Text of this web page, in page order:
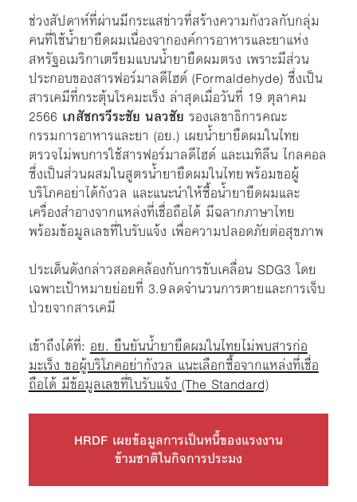
ช่วงสัปดาห์ที่ผ่านมีกระแสข่าวที่สร้างความกังวลกับกลุ่ม
คนที่ใช้น้ำยายืดผมเนื่องจากองค์การอาหารและยาแห่ง
สหรัฐอเมริกาเตรียมแบนน้ำยายืดผมตรง เพราะมีส่วน
ประกอบของสารฟอร์มาลดีไฮด์ (Formaldehyde) ซึ่งเป็น
สารเคมีที่กระตุ้นโรคมะเร็ง ล่าสุดเมื่อวันที่ 19 ตุลาคม
2566 เภสัชกรวีระชัย นลวชัย รองเลขาธิการคณะ
กรรมการอาหารและยา (อย.) เผยน้ำยายืดผมในไทย
ตรวจไม่พบการใช้สารฟอร์มาลดีไฮด์ และเมทิลีน ไกลคอล
ซึ่งเป็นส่วนผสมในสูตรน้ำยายืดผมในไทย พร้อมขอผู้
บริโภคอย่าได้กังวล และแนะนำให้ซื้อน้ำยายืดผมและ
เครื่องสำอางจากแหล่งที่เชื่อถือได้ มีฉลากภาษาไทย
พร้อมข้อมูลเลขที่ใบรับแจ้ง เพื่อความปลอดภัยต่อสุขภาพ
ประเด็นดังกล่าวสอดคล้องกับการขับเคลื่อน SDG3 โดย
เฉพาะเป้าหมายย่อยที่ 3.9 ลดจำนวนการตายและการเจ็บ
ป่วยจากสารเคมี
เข้าถึงได้ที่: อย. ยืนยันน้ำยายืดผมในไทยไม่พบสารก่อ
มะเร็ง ขอผู้บริโภคอย่ากังวล แนะเลือกซื้อจากแหล่งที่เชื่อ
ถือได้ มีข้อมูลเลขที่ใบรับแจ้ง (The Standard)
HRDF เผยข้อมูลการเป็นหนี้ของแรงงาน
ข้ามชาติในกิจการประมง